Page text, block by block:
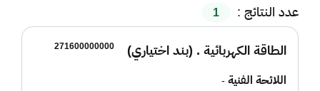
عدد النتائج : 1
271600000000 الطاقة الكهربائية . (بند اختياري)
اللائحة الفنية -